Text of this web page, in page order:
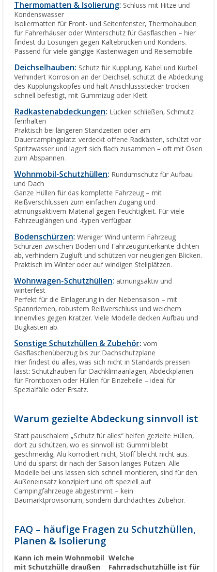
Thermomatten & Isolierung: Schluss mit Hitze und
Kondenswasser
Isoliermatten für Front- und Seitenfenster, Thermohauben
für Fahrerhäuser oder Winterschutz für Gasflaschen – hier
findest du Lösungen gegen Kältebrücken und Kondens.
Passend für viele gängige Kastenwagen und Reisemobile.
Deichselhauben: Schutz für Kupplung, Kabel und Kurbel
Verhindert Korrosion an der Deichsel, schützt die Abdeckung
des Kupplungskopfes und hält Anschlussstecker trocken –
schnell befestigt, mit Gummizug oder Klett.
Radkastenabdeckungen: Lücken schließen, Schmutz
fernhalten
Praktisch bei längeren Standzeiten oder am
Dauercampingplatz: verdeckt offene Radkästen, schützt vor
Spritzwasser und lagert sich flach zusammen – oft mit Ösen
zum Abspannen.
Wohnmobil-Schutzhüllen: Rundumschutz für Aufbau
und Dach
Ganze Hüllen für das komplette Fahrzeug – mit
Reißverschlüssen zum einfachen Zugang und
atmungsaktivem Material gegen Feuchtigkeit. Für viele
Fahrzeuglängen und -typen verfügbar.
Bodenschürzen: Weniger Wind unterm Fahrzeug
Schürzen zwischen Boden und Fahrzeugunterkante dichten
ab, verhindern Zugluft und schützen vor neugierigen Blicken.
Praktisch im Winter oder auf windigen Stellplätzen.
Wohnwagen-Schutzhüllen: atmungsaktiv und
winterfest
Perfekt für die Einlagerung in der Nebensaison – mit
Spannriemen, robustem Reißverschluss und weichem
Innenvlies gegen Kratzer. Viele Modelle decken Aufbau und
Bugkasten ab.
Sonstige Schutzhüllen & Zubehör: vom
Gasflaschenüberzug bis zur Dachschutzplane
Hier findest du alles, was sich nicht in Standards pressen
lässt: Schutzhauben für Dachklimaanlagen, Abdeckplanen
für Frontboxen oder Hüllen für Einzelteile – ideal für
Spezialfälle oder Ersatz.
Warum gezielte Abdeckung sinnvoll ist
Statt pauschalem „Schutz für alles“ helfen gezielte Hüllen,
dort zu schützen, wo es sinnvoll ist: Gummi bleibt
geschmeidig, Alu korrodiert nicht, Stoff bleicht nicht aus.
Und du sparst dir nach der Saison langes Putzen. Alle
Modelle bei uns lassen sich schnell montieren, sind für den
Außeneinsatz konzipiert und oft speziell auf
Campingfahrzeuge abgestimmt – kein
Baumarktprovisorium, sondern durchdachtes Zubehör.
FAQ – häufige Fragen zu Schutzhüllen,
Planen & Isolierung
Kann ich mein Wohnmobil
mit Schutzhülle draußen
Welche
Fahrradschutzhülle ist für